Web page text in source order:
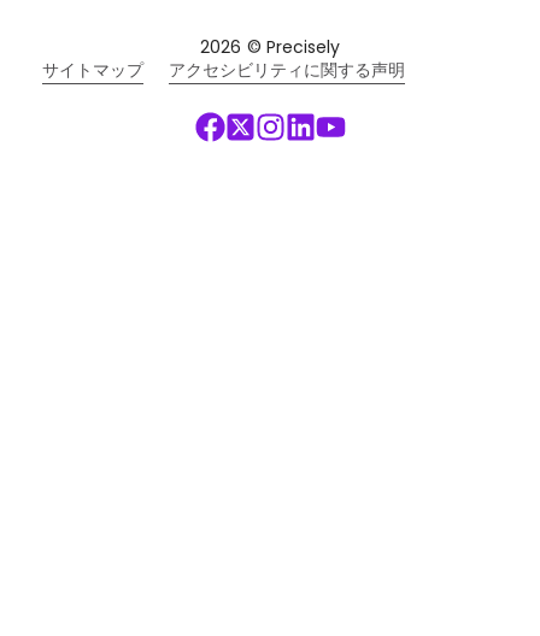
2026 © Precisely
サイトマップ
アクセシビリティに関する声明